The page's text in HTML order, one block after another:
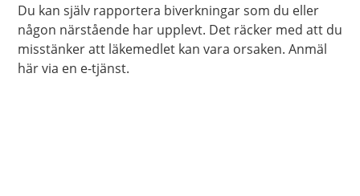
Du kan själv rapportera biverkningar som du eller
någon närstående har upplevt. Det räcker med att du
misstänker att läkemedlet kan vara orsaken. Anmäl
här via en e-tjänst.